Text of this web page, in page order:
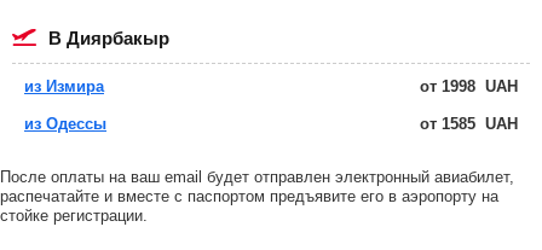
в Диярбакыр
из Измира от 1998 UAH
из Одессы от 1585 UAH
После оплаты на ваш email будет отправлен электронный авиабилет,
распечатайте и вместе с паспортом предъявите его в аэропорту на
стойке регистрации.